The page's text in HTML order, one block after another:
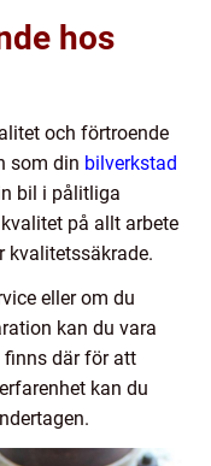
hos
och förtroende
som din bilverkstad
bil i pålitliga
på allt arbete
kvalitetssäkrade.
eller om du
kan du vara
finns där för att
kan du